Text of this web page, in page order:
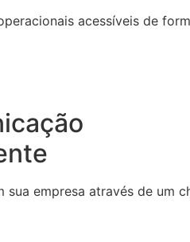
acessíveis de
sua empresa através de um